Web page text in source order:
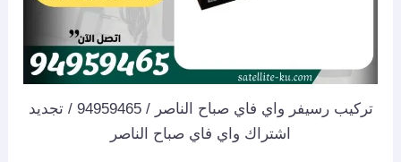
تركيب رسيفر واي فاي صباح الناصر / 94959465 / تجديد
اشتراك واي فاي صباح الناصر